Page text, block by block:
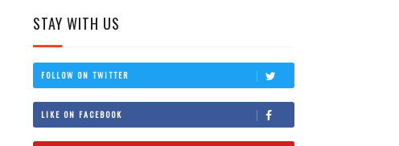
STAY WITH US
FOLLOW ON TWITTER
LIKE ON FACEBOOK